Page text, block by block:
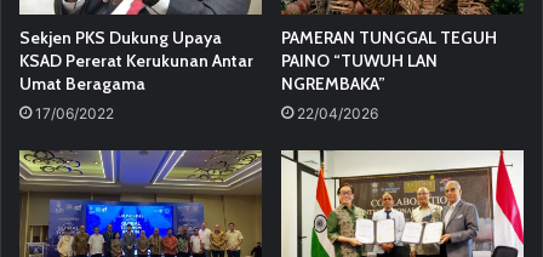
Sekjen PKS Dukung Upaya
KSAD Pererat Kerukunan Antar
Umat Beragama
17/06/2022
PAMERAN TUNGGAL TEGUH
PAINO “TUWUH LAN
NGREMBAKA”
22/04/2026